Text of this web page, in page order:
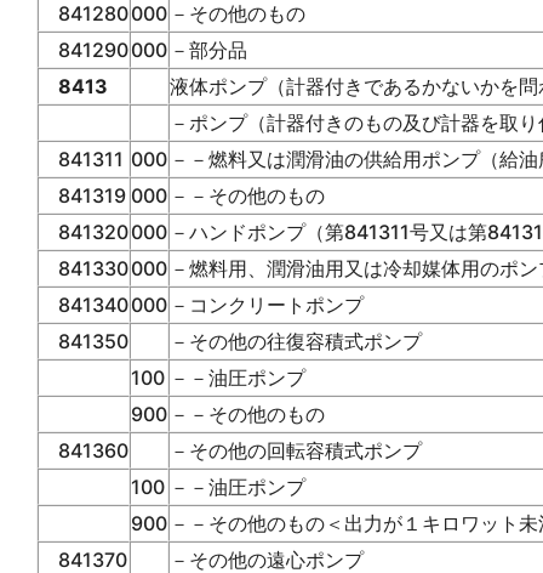
841280000 －その他のもの
841290000 －部分品
8413
液体ポンプ（計器付きであるかないかを
－ポンプ（計器付きのもの及び計器を取
841311 000 －－燃料又は潤滑油の供給用ポンプ（給
841319 000 －－その他のもの
841320000 －ハンドポンプ（第841311号又は第
841330000 －燃料用、潤滑油用又は冷却媒体用のポ
841340000 －コンクリートポンプ
841350
－その他の往復容積式ポンプ
100 －－油圧ポンプ
900 －－その他のもの
841360
－その他の回転容積式ポンプ
100 －－油圧ポンプ
900 －－その他のもの＜出力が１キロワット
841370
－その他の遠心ポンプ